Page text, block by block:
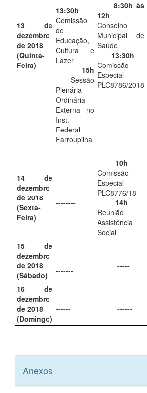
13 de
dezembro
de 2018
(Quinta-
Feira)
13:30h
Comissão
de
Educação,
Cultura e
Lazer
15h
Sessão
Plenária
Ordinária
Externa no
Inst.
Federal
Farroupilha
8:30h às
12h
Conselho
Municipal de
Saúde
13:30h
Comissão
Especial
PLC8786/2018
14 de
dezembro
de 2018
(Sexta-
Feira)
--------
10h
Comissão
Especial
PLC8776/18
14h
Reunião
Assistência
Social
15 de
dezembro
de 2018
(Sábado)
------- -----
16 de
dezembro
de 2018
(Domingo)
------ ------
Anexos